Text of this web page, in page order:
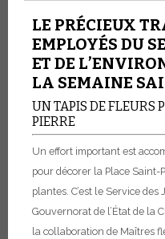
LE PRÉCIEUX
EMPLOYÉS DU
ET DE
LA SEMAINE
UN TAPIS DE FLEURS
PIERRE
Un effort important est
pour décorer la Place Saint-
plantes. C’est le Service
Gouvernorat de l’État de la
la collaboration de Maîtres